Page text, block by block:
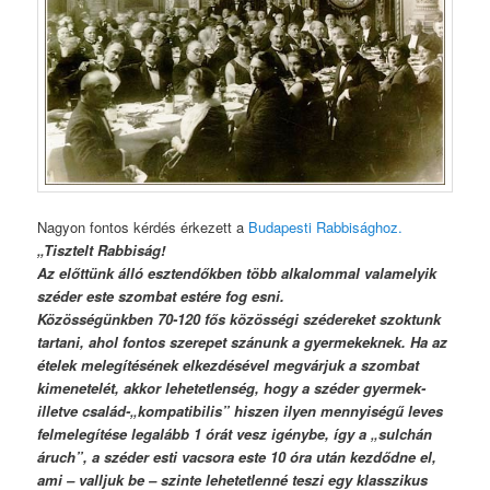
Nagyon fontos kérdés érkezett a Budapesti Rabbisághoz.
„Tisztelt Rabbiság!
Az előttünk álló esztendőkben több alkalommal valamelyik
széder este szombat estére fog esni.
Közösségünkben 70-120 fős közösségi szédereket szoktunk
tartani, ahol fontos szerepet szánunk a gyermekeknek. Ha az
ételek melegítésének elkezdésével megvárjuk a szombat
kimenetelét, akkor lehetetlenség, hogy a széder gyermek-
illetve család-„kompatibilis” hiszen ilyen mennyiségű leves
felmelegítése legalább 1 órát vesz igénybe, így a „sulchán
áruch”, a széder esti vacsora este 10 óra után kezdődne el,
ami – valljuk be – szinte lehetetlenné teszi egy klasszikus